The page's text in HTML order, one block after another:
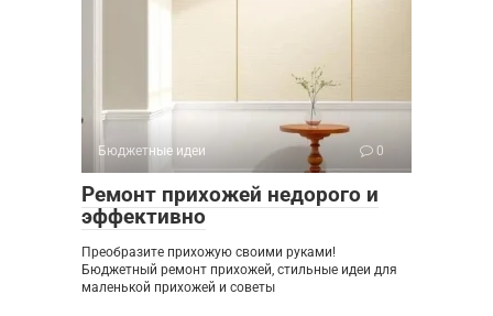
Бюджетные идеи 0
Ремонт прихожей недорого и
эффективно
Преобразите прихожую своими руками!
Бюджетный ремонт прихожей, стильные идеи для
маленькой прихожей и советы